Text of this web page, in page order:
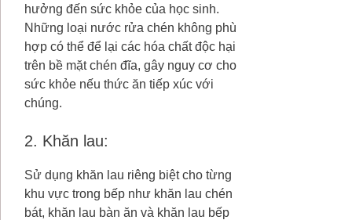
hưởng đến sức khỏe của học sinh.
Những loại nước rửa chén không phù
hợp có thể để lại các hóa chất độc hại
trên bề mặt chén đĩa, gây nguy cơ cho
sức khỏe nếu thức ăn tiếp xúc với
chúng.
2. Khăn lau:
Sử dụng khăn lau riêng biệt cho từng
khu vực trong bếp như khăn lau chén
bát, khăn lau bàn ăn và khăn lau bếp